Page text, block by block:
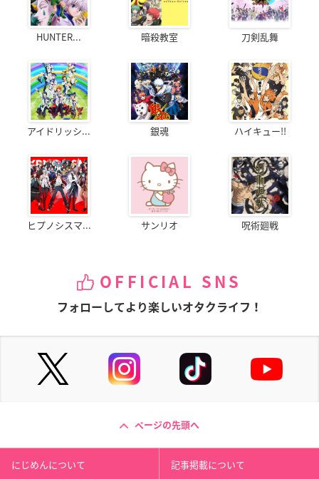
HUNTER... 暗殺教室 刀剣乱舞
アイドリッシ... 銀魂 ハイキュー!!
ヒプノシスマ... サンリオ 呪術廻戦
OFFICIAL SNS
フォローしてより楽しいオタクライフ！
ページの先頭へ
にじめんについて 記事掲載について